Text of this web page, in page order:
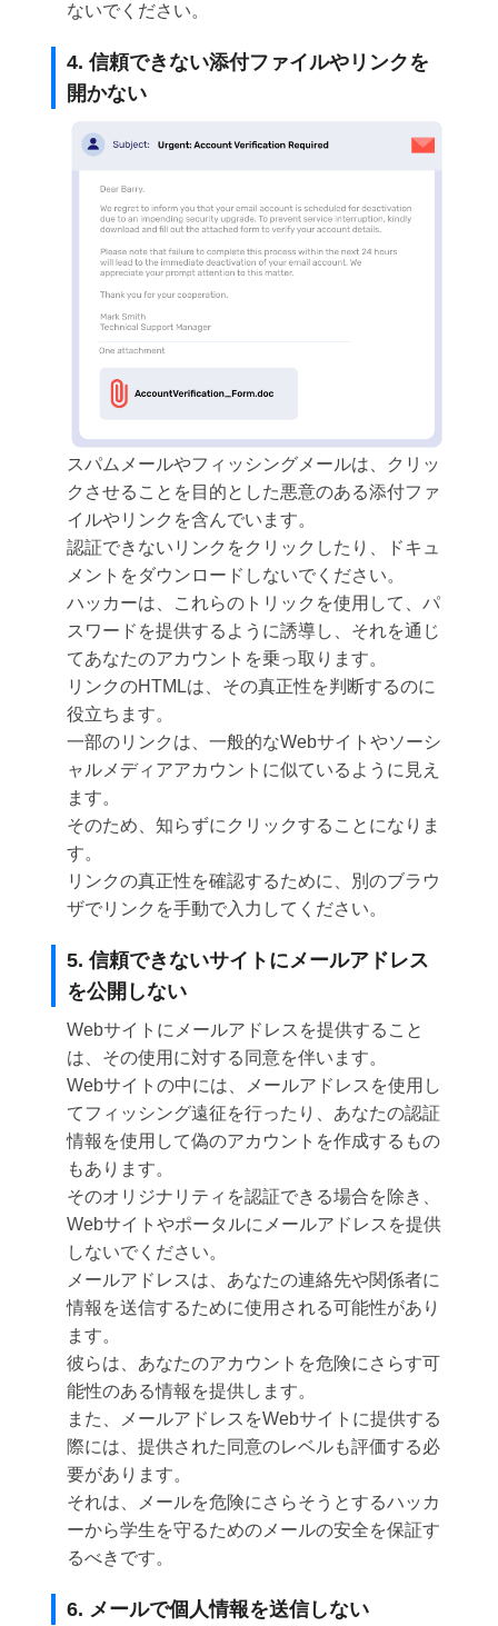
ないでください。
4. 信頼できない添付ファイルやリンクを
開かない
スパムメールやフィッシングメールは、クリッ
クさせることを目的とした悪意のある添付ファ
イルやリンクを含んでいます。
認証できないリンクをクリックしたり、ドキュ
メントをダウンロードしないでください。
ハッカーは、これらのトリックを使用して、パ
スワードを提供するように誘導し、それを通じ
てあなたのアカウントを乗っ取ります。
リンクのHTMLは、その真正性を判断するのに
役立ちます。
一部のリンクは、一般的なWebサイトやソーシ
ャルメディアアカウントに似ているように見え
ます。
そのため、知らずにクリックすることになりま
す。
リンクの真正性を確認するために、別のブラウ
ザでリンクを手動で入力してください。
5. 信頼できないサイトにメールアドレス
を公開しない
Webサイトにメールアドレスを提供すること
は、その使用に対する同意を伴います。
Webサイトの中には、メールアドレスを使用し
てフィッシング遠征を行ったり、あなたの認証
情報を使用して偽のアカウントを作成するもの
もあります。
そのオリジナリティを認証できる場合を除き、
Webサイトやポータルにメールアドレスを提供
しないでください。
メールアドレスは、あなたの連絡先や関係者に
情報を送信するために使用される可能性があり
ます。
彼らは、あなたのアカウントを危険にさらす可
能性のある情報を提供します。
また、メールアドレスをWebサイトに提供する
際には、提供された同意のレベルも評価する必
要があります。
それは、メールを危険にさらそうとするハッカ
ーから学生を守るためのメールの安全を保証す
るべきです。
6. メールで個人情報を送信しない